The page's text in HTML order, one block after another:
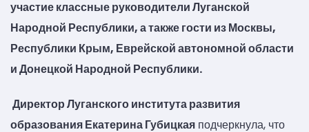
участие классные руководители Луганской
Народной Республики, а также гости из Москвы,
Республики Крым, Еврейской автономной области
и Донецкой Народной Республики.
Директор Луганского института развития
образования Екатерина Губицкая подчеркнула, что